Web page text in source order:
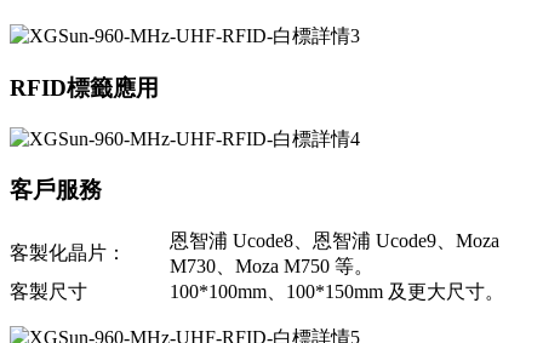
RFID標籤應用
客戶服務
客製化晶片：
恩智浦 Ucode8、恩智浦 Ucode9、Moza
M730、Moza M750 等。
客製尺寸
100*100mm、100*150mm 及更大尺寸。